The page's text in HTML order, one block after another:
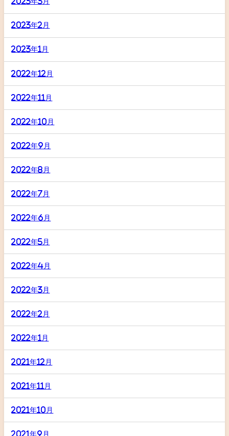
2023年2月
2023年1月
2022年12月
2022年11月
2022年10月
2022年9月
2022年8月
2022年7月
2022年6月
2022年5月
2022年4月
2022年3月
2022年2月
2022年1月
2021年12月
2021年11月
2021年10月
2021年9月